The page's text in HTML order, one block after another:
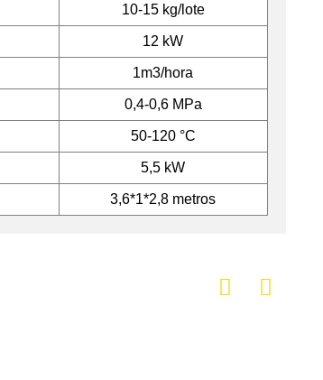
10-15 kg/lote
12 kW
1m3/hora
0,4-0,6 MPa
50-120 °C
5,5 kW
3,6*1*2,8 metros